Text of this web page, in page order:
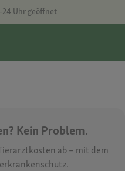
Uhr geöffnet
Kein Problem.
ab – mit dem